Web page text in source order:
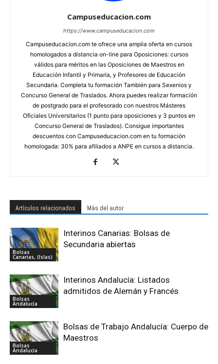
Campuseducacion.com
https://www.campuseducacion.com
Campuseducacion.com te ofrece una amplia oferta en cursos
homologados a distancia on-line para Oposiciones: cursos
válidos para méritos en las Oposiciones de Maestros en
Educación Infantil y Primaria, y Profesores de Educación
Secundaria. Completa tu formación También para Sexenios y
Concurso General de Traslados. Ahora puedes realizar formación
de postgrado para el profesorado con nuestros Másteres
Oficiales Universitarios (1 punto para oposiciones y 3 puntos en
Concurso General de Traslados). Consigue importantes
descuentos con Campuseducacion.com en tu formación
homologada: 30% para afiliados a ANPE en cursos a distancia.
Artículos relacionados Más del autor
Bolsas
Canarias, (Islas)
Interinos Canarias: Bolsas de
Secundaria abiertas
Bolsas
Andalucía
Interinos Andalucía: Listados
admitidos de Alemán y Francés
Bolsas
Andalucía
Bolsas de Trabajo Andalucía: Cuerpo de
Maestros